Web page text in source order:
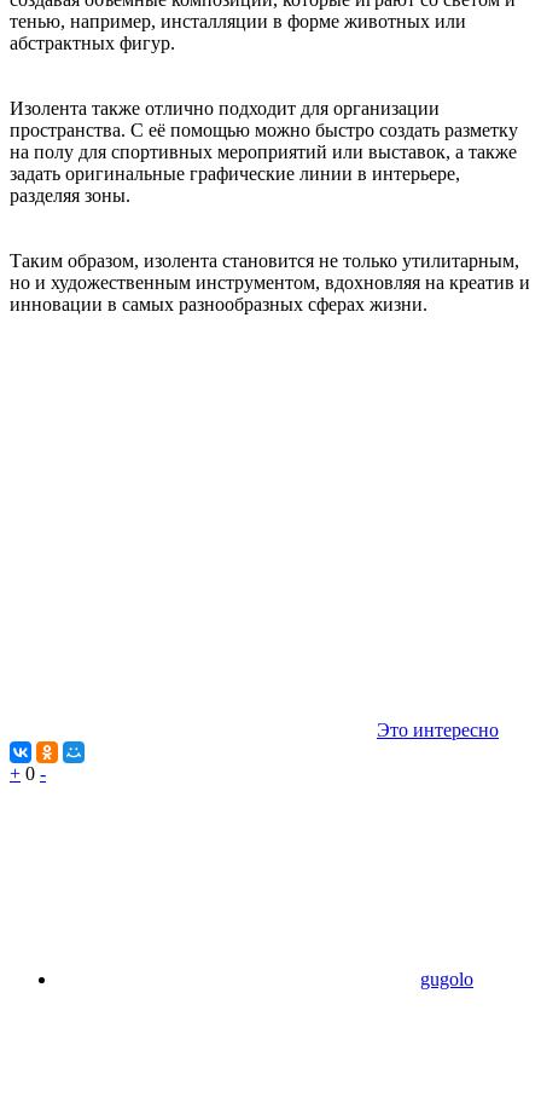
тенью, например, инсталляции в форме животных или
абстрактных фигур.
Изолента также отлично подходит для организации
пространства. С её помощью можно быстро создать разметку
на полу для спортивных мероприятий или выставок, а также
задать оригинальные графические линии в интерьере,
разделяя зоны.
Таким образом, изолента становится не только утилитарным,
но и художественным инструментом, вдохновляя на креатив и
инновации в самых разнообразных сферах жизни.
Это интересно
+ 0 -
gugolo